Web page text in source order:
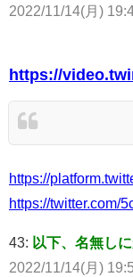
2022/11/14(月)
https://
https://
https://twitter.com/
43: 以下、名無し
2022/11/14(月)